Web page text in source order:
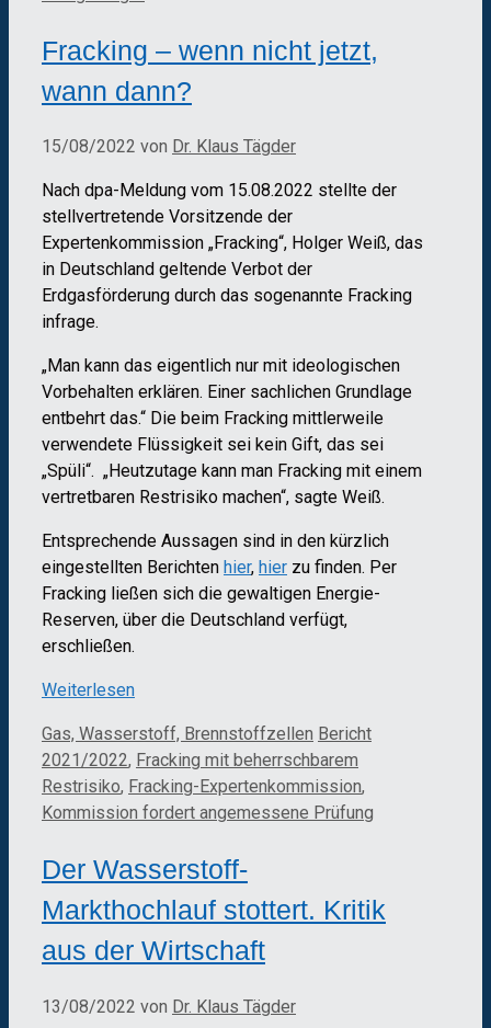
Fracking – wenn nicht jetzt,
wann dann?
15/08/2022 von Dr. Klaus Tägder
Nach dpa-Meldung vom 15.08.2022 stellte der
stellvertretende Vorsitzende der
Expertenkommission „Fracking“, Holger Weiß, das
in Deutschland geltende Verbot der
Erdgasförderung durch das sogenannte Fracking
infrage.
„Man kann das eigentlich nur mit ideologischen
Vorbehalten erklären. Einer sachlichen Grundlage
entbehrt das.“ Die beim Fracking mittlerweile
verwendete Flüssigkeit sei kein Gift, das sei
„Spüli“. „Heutzutage kann man Fracking mit einem
vertretbaren Restrisiko machen“, sagte Weiß.
Entsprechende Aussagen sind in den kürzlich
eingestellten Berichten hier, hier zu finden. Per
Fracking ließen sich die gewaltigen Energie-
Reserven, über die Deutschland verfügt,
erschließen.
Weiterlesen
Kategorien
Gas, Wasserstoff, Brennstoffzellen Schlagwörter
Bericht
2021/2022, Fracking mit beherrschbarem
Restrisiko, Fracking-Expertenkommission,
Kommission fordert angemessene Prüfung
Der Wasserstoff-
Markthochlauf stottert. Kritik
aus der Wirtschaft
13/08/2022 von Dr. Klaus Tägder